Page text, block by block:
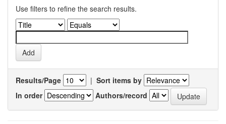
Use filters to refine the search results.
Results/Page | Sort items by
In order
Authors/record